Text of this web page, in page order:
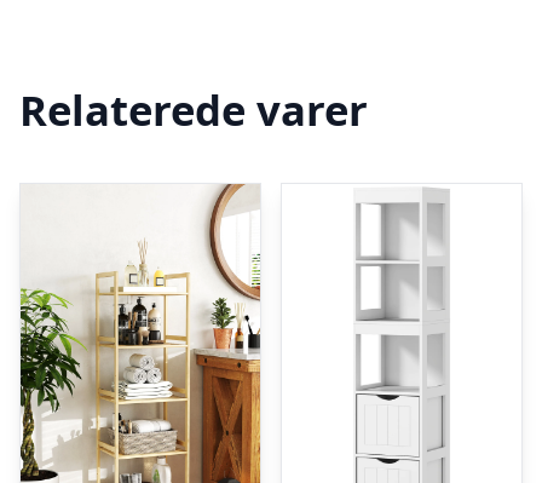
Relaterede varer